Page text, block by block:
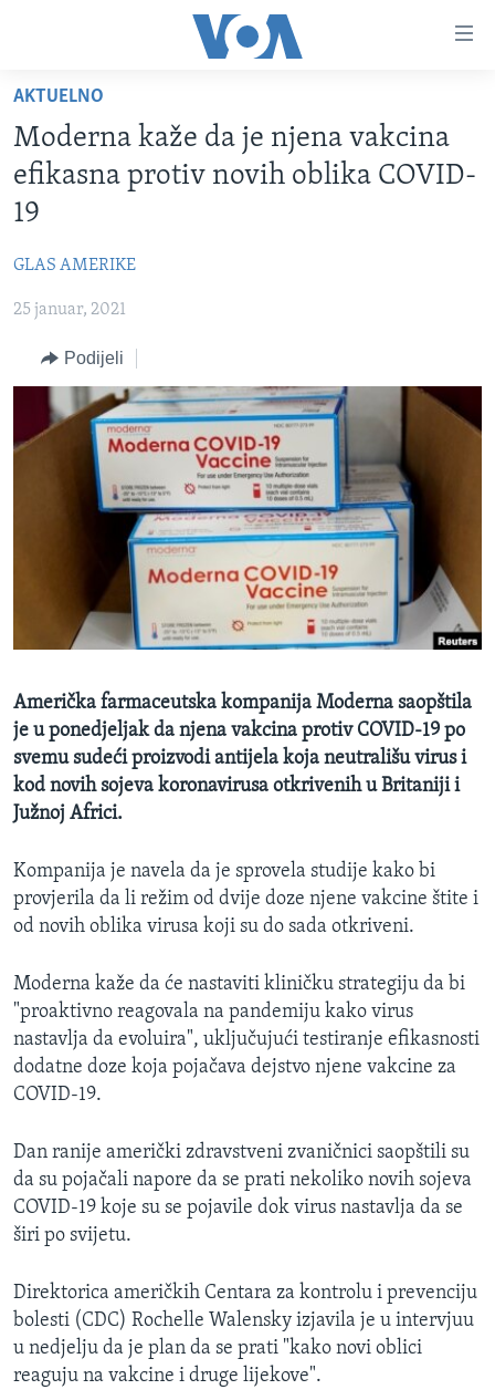
glavni
sadržaj
Pređi
na
glavnu
Idi
na
pretragu
TV PROGRAM
VIDEO
FOTOGRAFIJE DANA
BOSNA I HERCEGOVINA
SVIJET
NAUKA I TEHNOLOGIJA
SPECIJALNI PROJEKTI
KORUPCIJA
SLOBODA MEDIJA
ŽENSKA STRANA
IZBJEGLIČKA STRANA
MAGAZIN
O GLASU AMERIKE
Learning English
Jezici
AKTUELNO
Moderna kaže da je njena vakcina
efikasna protiv novih oblika COVID-
19
GLAS AMERIKE
25 januar, 2021
Podijeli
Američka farmaceutska kompanija Moderna saopštila
je u ponedjeljak da njena vakcina protiv COVID-19 po
svemu sudeći proizvodi antijela koja neutrališu virus i
kod novih sojeva koronavirusa otkrivenih u Britaniji i
Južnoj Africi.
Kompanija je navela da je sprovela studije kako bi
provjerila da li režim od dvije doze njene vakcine štite i
od novih oblika virusa koji su do sada otkriveni.
Moderna kaže da će nastaviti kliničku strategiju da bi
"proaktivno reagovala na pandemiju kako virus
nastavlja da evoluira", uključujući testiranje efikasnosti
dodatne doze koja pojačava dejstvo njene vakcine za
COVID-19.
Dan ranije američki zdravstveni zvaničnici saopštili su
da su pojačali napore da se prati nekoliko novih sojeva
COVID-19 koje su se pojavile dok virus nastavlja da se
širi po svijetu.
Direktorica američkih Centara za kontrolu i prevenciju
bolesti (CDC) Rochelle Walensky​ izjavila je u intervjuu
u nedjelju da je plan da se prati "kako novi oblici
reaguju na vakcine i druge lijekove".